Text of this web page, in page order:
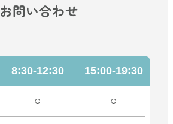
お問い合わせ
8:30-12:30 15:00-19:30
○ ○